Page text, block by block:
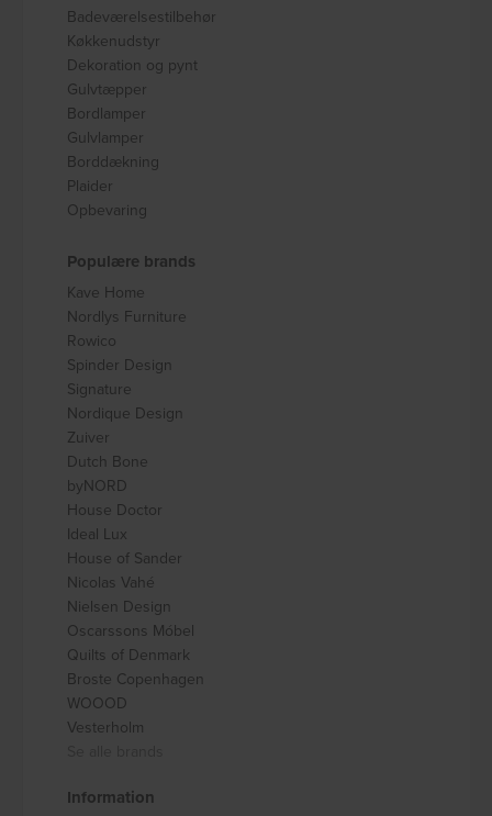
Badeværelsestilbehør
Køkkenudstyr
Dekoration og pynt
Gulvtæpper
Bordlamper
Gulvlamper
Borddækning
Plaider
Opbevaring
Populære brands
Kave Home
Nordlys Furniture
Rowico
Spinder Design
Signature
Nordique Design
Zuiver
Dutch Bone
byNORD
House Doctor
Ideal Lux
House of Sander
Nicolas Vahé
Nielsen Design
Oscarssons Móbel
Quilts of Denmark
Broste Copenhagen
WOOOD
Vesterholm
Information